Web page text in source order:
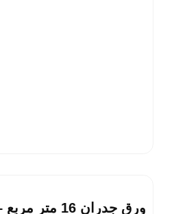
ورق جدران 16